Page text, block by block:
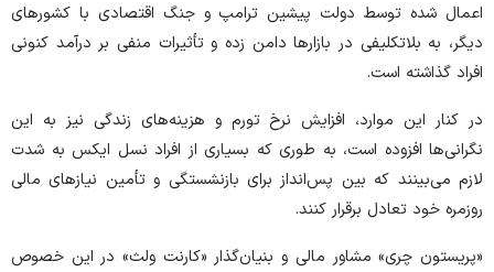
اعمال شده توسط دولت پیشین ترامپ و جنگ اقتصادی با کشور‌های
دیگر، به بلاتکلیفی در بازار‌ها دامن زده و تأثیرات منفی بر درآمد کنونی
افراد گذاشته است.
در کنار این موارد، افزایش نرخ تورم و هزینه‌های زندگی نیز به این
نگرانی‌ها افزوده است، به طوری که بسیاری از افراد نسل ایکس به شدت
لازم می‌بینند که بین پس‌انداز برای بازنشستگی و تأمین نیاز‌های مالی
روزمره خود تعادل برقرار کنند.
«پریستون چری» مشاور مالی و بنیان‌گذار «کارنت ولث» در این خصوص